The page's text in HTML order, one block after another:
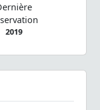
2019